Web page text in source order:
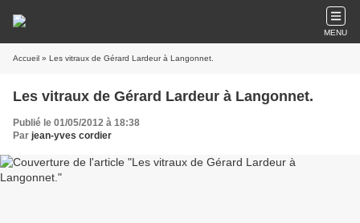
MENU
Accueil » Les vitraux de Gérard Lardeur à Langonnet.
Les vitraux de Gérard Lardeur à Langonnet.
Publié le 01/05/2012 à 18:38
Par jean-yves cordier